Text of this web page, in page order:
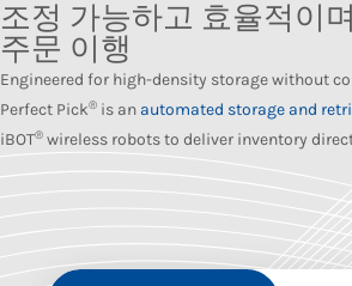
조정 가능하고 효율적이
주문 이행
Engineered for high-density storage without
Perfect Pick® is an automated storage and
iBOT® wireless robots to deliver inventory